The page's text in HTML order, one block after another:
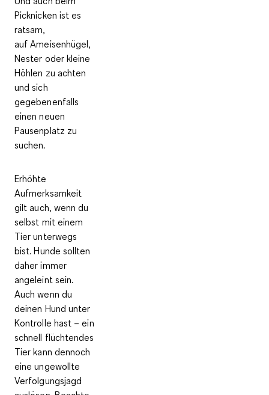
Picknicken ist es
ratsam,
aufAmeisenhügel,
Nester oder kleine
Höhlen zu achten
und sich
gegebenenfalls
einen neuen
Pausenplatz zu
suchen.
Erhöhte
Aufmerksamkeit
gilt auch, wenn du
selbst mit einem
Tier unterwegs
bist.Hunde sollten
daher immer
angeleint sein.
Auch wenn du
deinen Hund unter
Kontrolle hast – ein
schnell flüchtendes
Tier kann dennoch
eine ungewollte
Verfolgungsjagd